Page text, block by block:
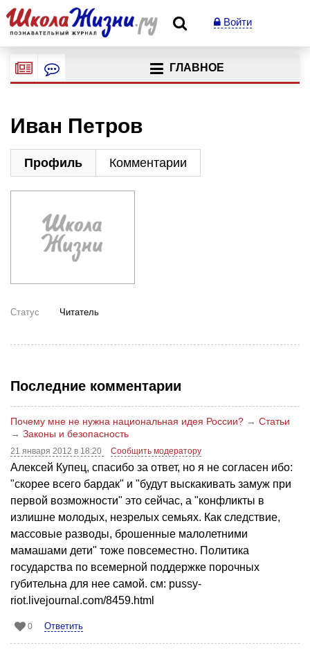
Войти
ГЛАВНОЕ
Иван Петров
Профиль Комментарии
Статус Читатель
Последние комментарии
Почему мне не нужна национальная идея России? → Статьи
→ Законы и безопасность
21 января 2012 в 18:20 Сообщить модератору
Алексей Купец, спасибо за ответ, но я не согласен ибо:
"скорее всего бардак" и "будут выскакивать замуж при
первой возможности" это сейчас, а "конфликты в
излишне молодых, незрелых семьях. Как следствие,
массовые разводы, брошенные малолетними
мамашами дети" тоже повсеместно. Политика
государства по всемерной поддержке порочных
губительна для нее самой. см: pussy-
riot.livejournal.com/8459.html
0 Ответить